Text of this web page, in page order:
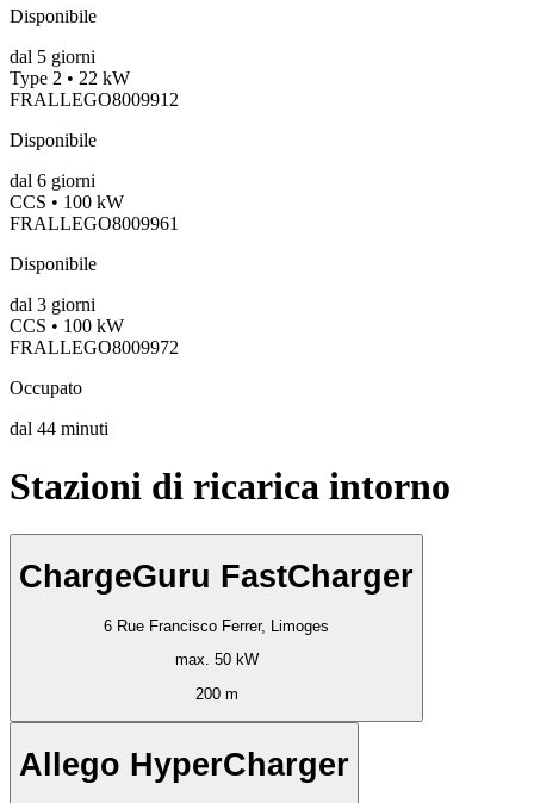
Disponibile
dal 5 giorni
Type 2 • 22 kW
FRALLEGO8009912
Disponibile
dal 6 giorni
CCS • 100 kW
FRALLEGO8009961
Disponibile
dal 3 giorni
CCS • 100 kW
FRALLEGO8009972
Occupato
dal 44 minuti
Stazioni di ricarica intorno
ChargeGuru FastCharger
6 Rue Francisco Ferrer, Limoges
max. 50 kW
200 m
Allego HyperCharger